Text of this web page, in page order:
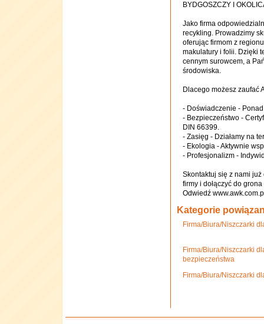
BYDGOSZCZY I
Jako firma
recykling. Prowadzimy
oferując firmom z
makulatury i folii. Dzięki
cennym surowcem, a
środowiska.
Dlacego możesz zaufać
- Doświadczenie -
- Bezpieczeństwo -
DIN 66399.
- Zasięg - Działamy na
- Ekologia - Aktywnie
- Profesjonalizm -
Skontaktuj się z nami
firmy i dołączyć do
Odwiedź
Kategorie
Firma/Biura/Niszczarki
Firma/Biura/Niszczarki
bezpieczeństwa
Firma/Biura/Niszczarki